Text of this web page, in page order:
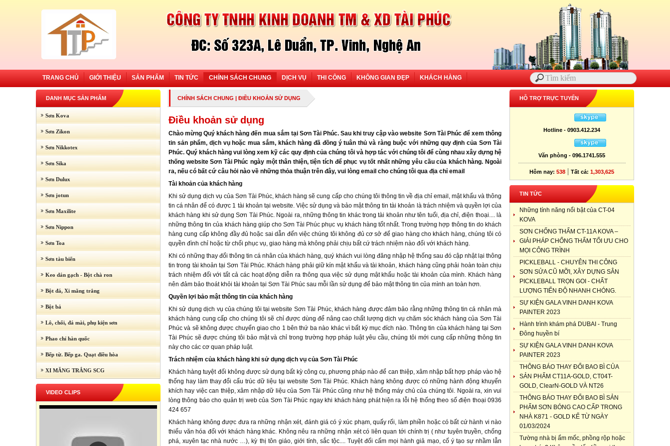
TRANG CHỦ GIỚI THIỆU SẢN PHẨM TIN TỨC CHÍNH SÁCH CHUNG DỊCH VỤ THI CÔNG KHÔNG GIAN ĐẸP KHÁCH HÀNG
DANH MỤC SẢN PHẨM
Sơn Kova
Sơn Zikon
Sơn Nikkotex
Sơn Sika
Sơn Dulux
Sơn jotun
Sơn Maxilite
Sơn Nippon
Sơn Toa
Sơn tàu biển
Keo dán gạch - Bột chà ron
Bột đá, Xi măng trắng
Bột bả
Lô, chổi, đá mài, phụ kiện sơn
Phao chỉ hàn quốc
Bếp từ. Bếp ga. Quạt điều hòa
XI MĂNG TRẮNG SCG
VIDEO CLIPS
CHÍNH SÁCH CHUNG | ĐIỀU KHOẢN SỬ DỤNG
Điều khoản sử dụng
Chào mừng Quý khách hàng đến mua sắm tại Sơn Tài Phúc. Sau khi truy cập vào website Sơn Tài Phúc để xem thông
tin sản phẩm, dịch vụ hoặc mua sắm, khách hàng đã đồng ý tuân thủ và ràng buộc với những quy định của Sơn Tài
Phúc. Quý khách hàng vui lòng xem kỹ các quy định của chúng tôi và hợp tác với chúng tôi để cùng nhau xây dựng hệ
thống website Sơn Tài Phúc ngày một thân thiện, tiện tích để phục vụ tốt nhất những yêu cầu của khách hàng. Ngoài
ra, nếu có bất cứ câu hỏi nào về những thỏa thuận trên đây, vui lòng email cho chúng tôi qua địa chỉ email
Tài khoản của khách hàng
Khi sử dụng dịch vụ của Sơn Tài Phúc, khách hàng sẽ cung cấp cho chúng tôi thông tin về địa chỉ email, mật khẩu và thông
tin cá nhân để có được 1 tài khoản tại website. Việc sử dụng và bảo mật thông tin tài khoản là trách nhiệm và quyền lợi của
khách hàng khi sử dụng Sơn Tài Phúc. Ngoài ra, những thông tin khác trong tài khoản như tên tuổi, địa chỉ, điện thoại.... là
những thông tin của khách hàng giúp cho Sơn Tài Phúc phục vụ khách hàng tốt nhất. Trong trường hợp thông tin do khách
hàng cung cấp không đầy đủ hoặc sai dẫn đến việc chúng tôi không đủ cơ sở để giao hàng cho khách hàng, chúng tôi có
quyền đình chỉ hoặc từ chối phục vụ, giao hàng mà không phải chịu bất cứ trách nhiệm nào đối với khách hàng.
Khi có những thay đổi thông tin cá nhân của khách hàng, quý khách vui lòng đăng nhập hệ thống sau đó cập nhật lại thông
tin trong tài khoản tại Sơn Tài Phúc. Khách hàng phải giữ kín mật khẩu và tài khoản, khách hàng cũng phải hoàn toàn chịu
trách nhiệm đối với tất cả các hoạt động diễn ra thông qua việc sử dụng mật khẩu hoặc tài khoản của mình. Khách hàng
nên đảm bảo thoát khỏi tài khoản tại Sơn Tài Phúc sau mỗi lần sử dụng để bảo mật thông tin của mình an toàn hơn.
Quyền lợi bảo mật thông tin của khách hàng
Khi sử dụng dịch vụ của chúng tôi tại website Sơn Tài Phúc, khách hàng được đảm bảo rằng những thông tin cá nhân mà
khách hàng cung cấp cho chúng tôi sẽ chỉ được dùng để nâng cao chất lượng dịch vụ chăm sóc khách hàng của Sơn Tài
Phúc và sẽ không được chuyển giao cho 1 bên thứ ba nào khác vì bất kỳ mục đích nào. Thông tin của khách hàng tại Sơn
Tài Phúc sẽ được chúng tôi bảo mật và chỉ trong trường hợp pháp luật yêu cầu, chúng tôi mới cung cấp những thông tin
này cho các cơ quan pháp luật.
Trách nhiệm của khách hàng khi sử dụng dịch vụ của Sơn Tài Phúc
Khách hàng tuyệt đối không được sử dụng bất kỳ công cụ, phương pháp nào để can thiệp, xâm nhập bất hợp pháp vào hệ
thống hay làm thay đổi cấu trúc dữ liệu tại website Sơn Tài Phúc. Khách hàng không được có những hành động khuyến
khích hay việc can thiệp, xâm nhập dữ liệu của Sơn Tài Phúc cũng như hệ thống máy chủ của chúng tôi. Ngoài ra, xin vui
lòng thông báo cho quản trị web của Sơn Tài Phúc ngay khi khách hàng phát hiện ra lỗi hệ thống theo số điện thoại 0936
424 657
Khách hàng không được đưa ra những nhận xét, đánh giá có ý xúc phạm, quấy rối, làm phiền hoặc có bất cứ hành vi nào
thiếu văn hóa đối với khách hàng khác. Không nêu ra những nhận xét có liên quan tới chính trị ( như tuyên truyền, chống
phá, xuyên tạc nhà nước …), kỳ thị tôn giáo, giới tính, sắc tộc.... Tuyệt đối cấm mọi hành giả mạo, cố ý tạo sự nhầm lẫn
HỖ TRỢ TRỰC TUYẾN
Hotline - 0903.412.234
Văn phòng - 096.1741.555
Hôm nay: 538 | Tất cả: 1,303,625
TIN TỨC
Những tính năng nổi bật của CT-04
KOVA
SƠN CHỐNG THẤM CT-11A KOVA –
GIẢI PHÁP CHỐNG THẤM TỐI ƯU CHO
MỌI CÔNG TRÌNH
PICKLEBALL - CHUYÊN THI CÔNG
SƠN SỬA CŨ MỠI, XÂY DỰNG SÂN
PICKLEBALL TRỌN GOI - CHẤT
LƯỢNG TIẾN ĐỘ NHANH CHÓNG.
SỰ KIỆN GALA VINH DANH KOVA
PAINTER 2023
Hành trình khám phá DUBAI - Trung
Đông huyền bí
SỰ KIỆN GALA VINH DANH KOVA
PAINTER 2023
THÔNG BÁO THAY ĐỔI BAO BÌ CỦA
SẢN PHẨM CT11A-GOLD, CT04T-
GOLD, ClearN-GOLD VÀ NT26
THÔNG BÁO THAY ĐỔI BAO BÌ SẢN
PHẨM SƠN BÓNG CAO CẤP TRONG
NHÀ K871 - GOLD KỂ TỪ NGÀY
01/03/2024
Tường nhà bị ẩm mốc, phồng rộp hoặc